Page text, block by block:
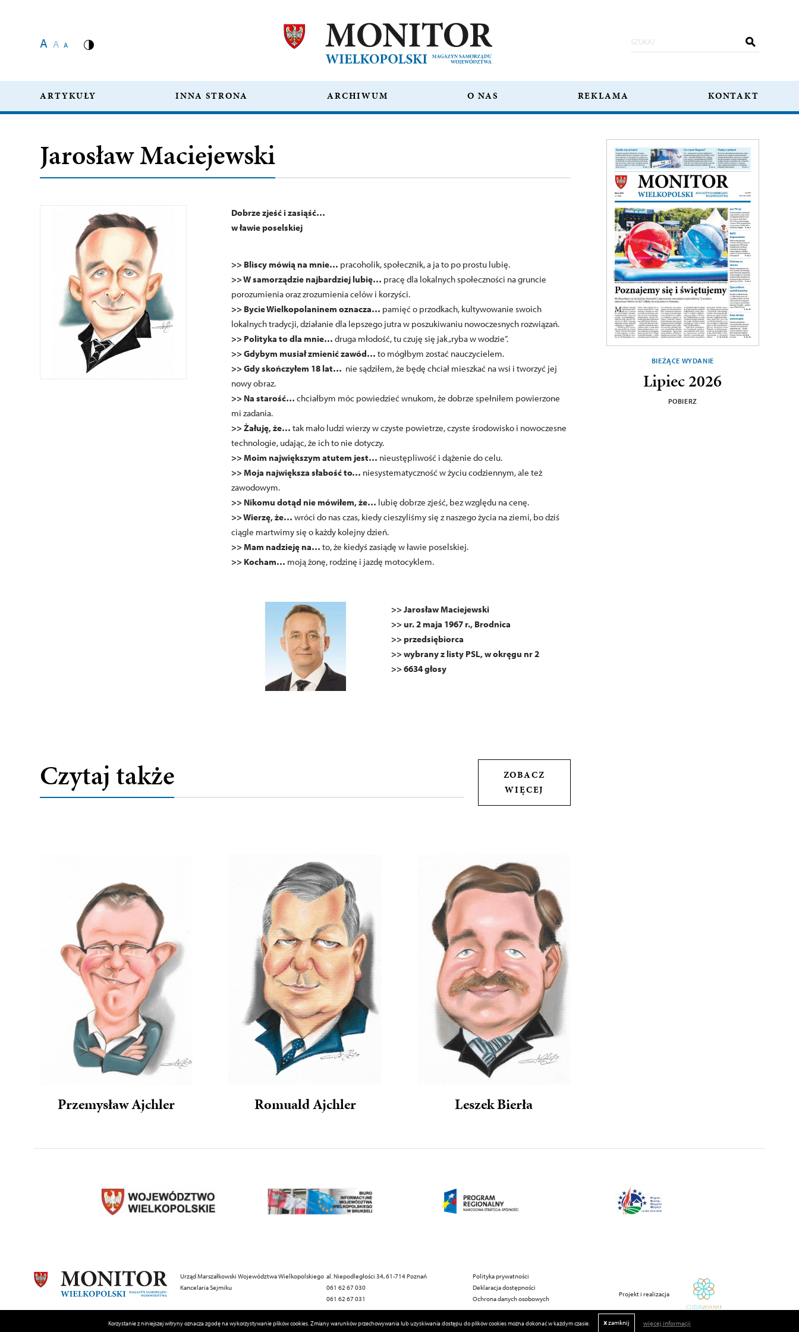
A A A
ARTYKUŁY INNA STRONA ARCHIWUM O NAS REKLAMA KONTAKT
Jarosław Maciejewski
Dobrze zjeść i zasiąść…
w ławie poselskiej
>> Bliscy mówią na mnie… pracoholik, społecznik, a ja to po prostu lubię.
>> W samorządzie najbardziej lubię… pracę dla lokalnych społeczności na gruncie
porozumienia oraz zrozumienia celów i korzyści.
>> Bycie Wielkopolaninem oznacza… pamięć o przodkach, kultywowanie swoich
lokalnych tradycji, działanie dla lepszego jutra w poszukiwaniu nowoczesnych rozwiązań.
>> Polityka to dla mnie…druga młodość, tu czuję się jak „ryba w wodzie”.
>> Gdybym musiał zmienić zawód…to mógłbym zostać nauczycielem.
>> Gdy skończyłem 18 lat… nie sądziłem, że będę chciał mieszkać na wsi i tworzyć jej
nowy obraz.
>> Na starość…chciałbym móc powiedzieć wnukom, że dobrze spełniłem powierzone
mi zadania.
>> Żałuję, że…tak mało ludzi wierzy w czyste powietrze, czyste środowisko i nowoczesne
technologie, udając, że ich to nie dotyczy.
>> Moim największym atutem jest… nieustępliwość i dążenie do celu.
>> Moja największa słabość to… niesystematyczność w życiu codziennym, ale też
zawodowym.
>> Nikomu dotąd nie mówiłem, że… lubię dobrze zjeść, bez względu na cenę.
>> Wierzę, że…wróci do nas czas, kiedy cieszyliśmy się z naszego życia na ziemi, bo dziś
ciągle martwimy się o każdy kolejny dzień.
>> Mam nadzieję na…to, że kiedyś zasiądę w ławie poselskiej.
>> Kocham… moją żonę, rodzinę i jazdę motocyklem.
>> Jarosław Maciejewski
>> ur. 2 maja 1967 r., Brodnica
>> przedsiębiorca
>> wybrany z listy PSL, w okręgu nr 2
>> 6634 głosy
Czytaj także
ZOBACZ
WIĘCEJ
Przemysław Ajchler Romuald Ajchler Leszek Bierła
BIEŻĄCE WYDANIE
Lipiec 2026
POBIERZ
Urząd Marszałkowski Województwa Wielkopolskiego
Kancelaria Sejmiku
al. Niepodległości 34, 61-714 Poznań
061 62 67 030
061 62 67 031
Polityka prywatności
Deklaracja dostępności
Ochrona danych osobowych
Projekt i realizacja
Korzystanie z niniejszej witryny oznacza zgodę na wykorzystywanie plików cookies. Zmiany warunków przechowywania lub uzyskiwania dostępu do plików cookies można dokonać w każdym czasie. xzamknij więcej informacji